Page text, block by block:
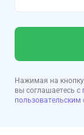
Нажимая на
вы соглашаетесь с
пользовательским